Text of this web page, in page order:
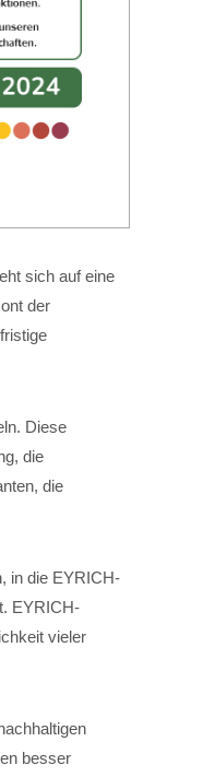
sich auf eine
der
Diese
die
die
in die EYRICH-
EYRICH-
vieler
besser